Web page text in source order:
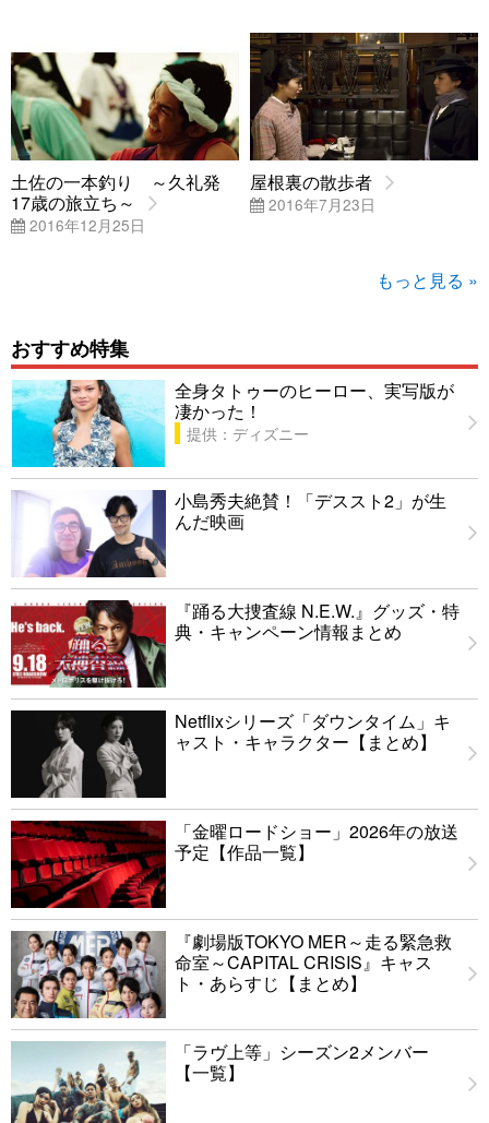
土佐の一本釣り ～久礼発
17歳の旅立ち～
2016年12月25日
屋根裏の散歩者
2016年7月23日
もっと見る »
おすすめ特集
全身タトゥーのヒーロー、実写版が
凄かった！
提供：ディズニー
小島秀夫絶賛！「デススト2」が生
んだ映画
『踊る大捜査線 N.E.W.』グッズ・特
典・キャンペーン情報まとめ
Netflixシリーズ「ダウンタイム」キ
ャスト・キャラクター【まとめ】
「金曜ロードショー」2026年の放送
予定【作品一覧】
『劇場版TOKYO MER～走る緊急救
命室～CAPITAL CRISIS』キャス
ト・あらすじ【まとめ】
「ラヴ上等」シーズン2メンバー
【一覧】